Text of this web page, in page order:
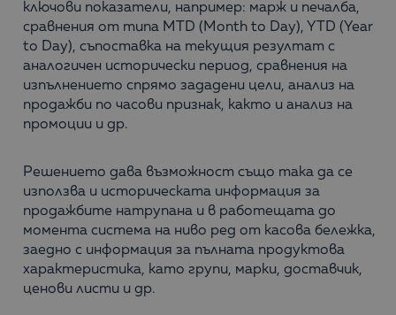
ключови показатели, например: марж и печалба,
сравнения от типа MTD (Month to Day), YTD (Year
to Day), съпоставка на текущия резултат с
аналогичен исторически период, сравнения на
изпълнението спрямо зададени цели, анализ на
продажби по часови признак, както и анализ на
промоции и др.
Решението дава възможност също така да се
използва и историческата информация за
продажбите натрупана и в работещата до
момента система на ниво ред от касова бележка,
заедно с информация за пълната продуктова
характеристика, като групи, марки, доставчик,
ценови листи и др.